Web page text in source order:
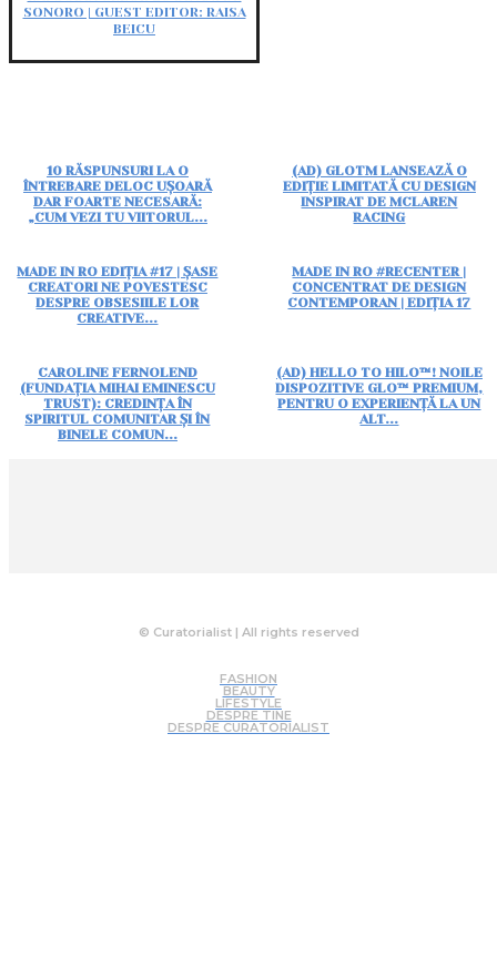
SONORO | GUEST EDITOR: RAISA
BEICU
10 RĂSPUNSURI LA O
ÎNTREBARE DELOC UȘOARĂ
DAR FOARTE NECESARĂ:
„CUM VEZI TU VIITORUL...
(AD) GLOTM LANSEAZĂ O
EDIȚIE LIMITATĂ CU DESIGN
INSPIRAT DE MCLAREN
RACING
MADE IN RO EDIȚIA #17 | ȘASE
CREATORI NE POVESTESC
DESPRE OBSESIILE LOR
CREATIVE...
MADE IN RO #RECENTER |
CONCENTRAT DE DESIGN
CONTEMPORAN | EDIȚIA 17
CAROLINE FERNOLEND
(FUNDAȚIA MIHAI EMINESCU
TRUST): CREDINȚA ÎN
SPIRITUL COMUNITAR ȘI ÎN
BINELE COMUN...
(AD) HELLO TO HILO™! NOILE
DISPOZITIVE GLO™ PREMIUM,
PENTRU O EXPERIENȚĂ LA UN
ALT...
© Curatorialist | All rights reserved
FASHION
BEAUTY
LIFESTYLE
DESPRE TINE
DESPRE CURATORIALIST